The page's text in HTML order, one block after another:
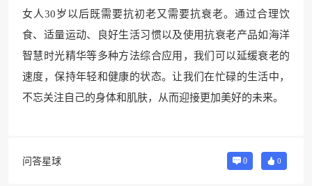
女人30岁以后既需要抗初老又需要抗衰老。通过合理饮
食、适量运动、良好生活习惯以及使用抗衰老产品如海洋
智慧时光精华等多种方法综合应用，我们可以延缓衰老的
速度，保持年轻和健康的状态。让我们在忙碌的生活中，
不忘关注自己的身体和肌肤，从而迎接更加美好的未来。
问答星球 0 0